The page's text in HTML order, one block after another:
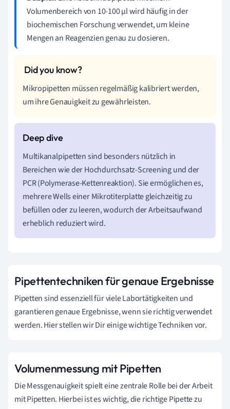
Volumenbereich von 10-100 µl wird häufig in der
biochemischen Forschung verwendet, um kleine
Mengen an Reagenzien genau zu dosieren.
Mikropipetten müssen regelmäßig kalibriert werden,
um ihre Genauigkeit zu gewährleisten.
Multikanalpipetten sind besonders nützlich in
Bereichen wie der Hochdurchsatz-Screening und der
PCR (Polymerase-Kettenreaktion). Sie ermöglichen es,
mehrere Wells einer Mikrotiterplatte gleichzeitig zu
befüllen oder zu leeren, wodurch der Arbeitsaufwand
erheblich reduziert wird.
Pipettentechniken für genaue Ergebnisse
Pipetten sind essenziell für viele Labortätigkeiten und
garantieren genaue Ergebnisse, wenn sie richtig verwendet
werden. Hier stellen wir Dir einige wichtige Techniken vor.
Volumenmessung mit Pipetten
Die Messgenauigkeit spielt eine zentrale Rolle bei der Arbeit
mit Pipetten. Hierbei ist es wichtig, die richtige Pipette zu